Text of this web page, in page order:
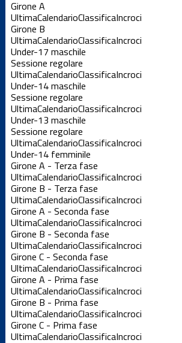
Girone A
UltimaCalendarioClassificaIncroci
Girone B
UltimaCalendarioClassificaIncroci
Under-17 maschile
Sessione regolare
UltimaCalendarioClassificaIncroci
Under-14 maschile
Sessione regolare
UltimaCalendarioClassificaIncroci
Under-13 maschile
Sessione regolare
UltimaCalendarioClassificaIncroci
Under-14 femminile
Girone A - Terza fase
UltimaCalendarioClassificaIncroci
Girone B - Terza fase
UltimaCalendarioClassificaIncroci
Girone A - Seconda fase
UltimaCalendarioClassificaIncroci
Girone B - Seconda fase
UltimaCalendarioClassificaIncroci
Girone C - Seconda fase
UltimaCalendarioClassificaIncroci
Girone A - Prima fase
UltimaCalendarioClassificaIncroci
Girone B - Prima fase
UltimaCalendarioClassificaIncroci
Girone C - Prima fase
UltimaCalendarioClassificaIncroci